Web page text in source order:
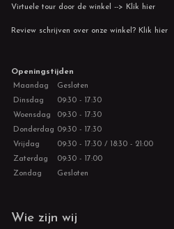
Virtuele tour door de winkel --> Klik hier
Review schrijven over onze winkel? Klik hier
Openingstijden
Maandag
Gesloten
Dinsdag
09:30 - 17:30
Woensdag
09:30 - 17:30
Donderdag 09:30 - 17:30
Vrijdag
09:30 - 17:30 / 18:30 - 21:00
Zaterdag
09:30 - 17:00
Zondag
Gesloten
Wie zijn wij